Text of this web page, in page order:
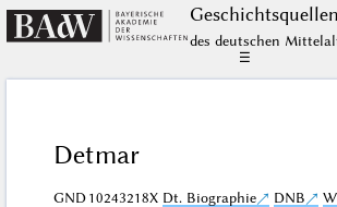
Geschichts­quellen
des deutschen
☰
Detmar
GND10243218X Dt. Biographie DNB